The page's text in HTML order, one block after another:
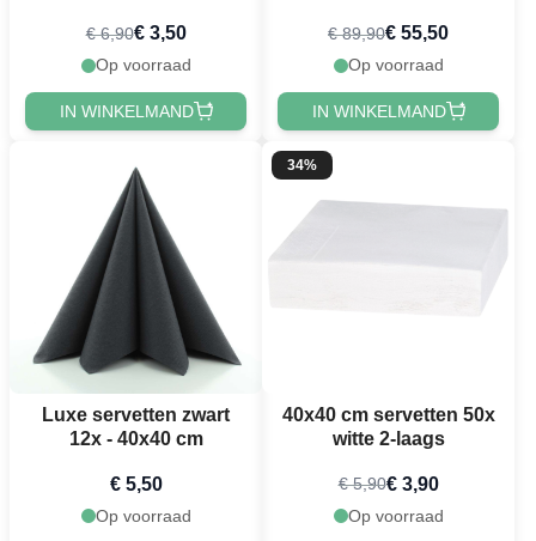
€ 6,90€ 3,50
Op voorraad
IN WINKELMAND
€ 89,90€ 55,50
Op voorraad
IN WINKELMAND
Luxe servetten zwart
12x - 40x40 cm
€ 5,50
Op voorraad
34%
40x40 cm servetten 50x
witte 2-laags
€ 5,90€ 3,90
Op voorraad